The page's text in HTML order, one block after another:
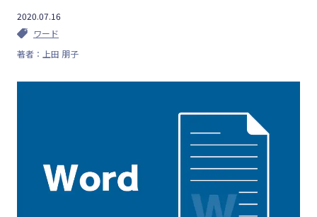
弥生の製品・サービス
業務効率化
#電子帳
簿保存法
2020.07.16
ワード
著者：上田 朋子